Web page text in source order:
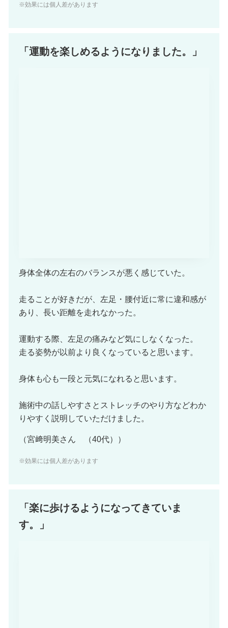
※効果には個人差があります
「運動を楽しめるようになりました。」
身体全体の左右のバランスが悪く感じていた。
走ることが好きだが、左足・腰付近に常に違和感が
あり、長い距離を走れなかった。
運動する際、左足の痛みなど気にしなくなった。
走る姿勢が以前より良くなっていると思います。
身体も心も一段と元気になれると思います。
施術中の話しやすさとストレッチのやり方などわか
りやすく説明していただけました。
（宮﨑明美さん （40代））
※効果には個人差があります
「楽に歩けるようになってきていま
す。」